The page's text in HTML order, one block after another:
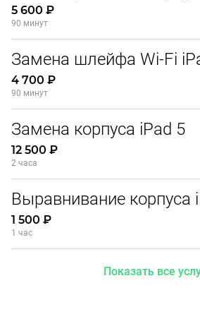
5 600 ₽
90 минут
Замена шлейфа Wi-Fi
4 700 ₽
90 минут
Замена корпуса iPad 5
12 500 ₽
2 часа
Выравнивание корпуса
1 500 ₽
1 час
Показать все